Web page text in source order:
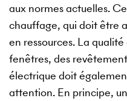
aux normes actuelles.
chauffage, qui doit être
en ressources. La
fenêtres, des
électrique doit
attention. En principe,